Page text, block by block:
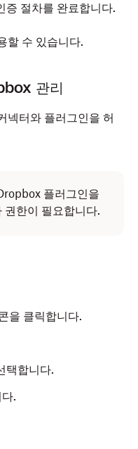
증 절차를 완료합니다.
할 수 있습니다.
관리
넥터와 플러그인을 허
플러그인을
한이 필요합니다.
을 클릭합니다.
택합니다.
.